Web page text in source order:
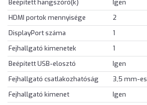
Beépített hangszóró(k)
Igen
HDMI portok mennyisége
2
DisplayPort száma
1
Fejhallgató kimenetek
1
Beépített USB-elosztó
Igen
Fejhallgató csatlakozhatóság
3,5 mm-es
Fejhallgató kimenet
Igen